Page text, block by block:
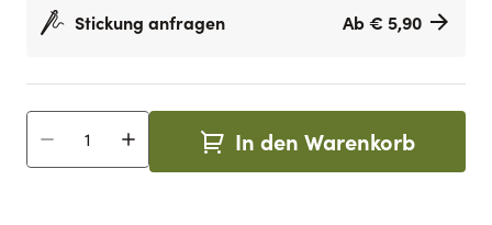
Stickung anfragen Ab € 5,90
Menge In den Warenkorb